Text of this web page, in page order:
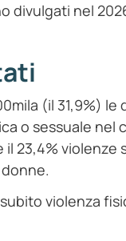
divulgati nel
(il 31,9%)
o sessuale nel
23,4%
violenza